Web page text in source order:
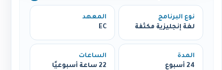
نوع البرنامج
لغة إنجليزية مكثفة
المعهد
EC
المدة
24 أسبوع
الساعات
22 ساعة أسبوعيًا